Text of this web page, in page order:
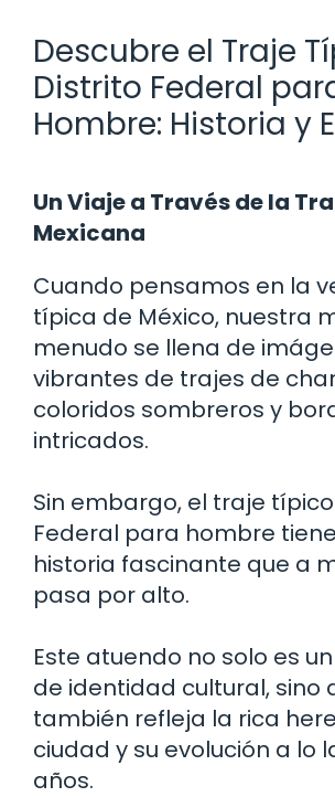
Descubre el Traje
Distrito Federal
Hombre: Historia y
Un Viaje a Través de la
Mexicana
Cuando pensamos en la
típica de México, nuestra
menudo se llena de
vibrantes de trajes de
coloridos sombreros y
intricados.
Sin embargo, el traje
Federal para hombre
historia fascinante que a
pasa por alto.
Este atuendo no solo es
de identidad cultural, sino
también refleja la rica
ciudad y su evolución a lo
años.